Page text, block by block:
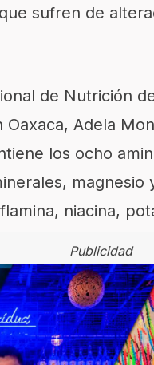
sufren de
de Nutrición
Oaxaca, Adela
los ocho
magnesio
niacina,
Publicidad